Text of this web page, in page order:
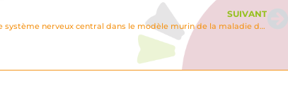
SUIVANT
Stratégie de transfert de gène pour corriger le système nerveux central dans le modèle murin de la maladie de Sandhoff